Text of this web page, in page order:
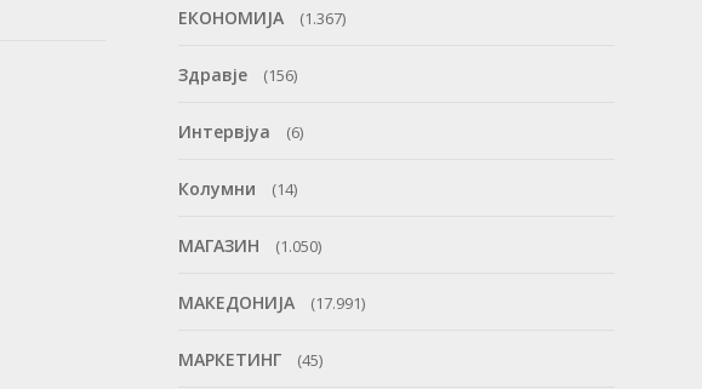
ЕКОНОМИЈА (1.367)
Здравје (156)
Интервјуа (6)
Колумни (14)
МАГАЗИН (1.050)
МАКЕДОНИЈА (17.991)
МАРКЕТИНГ (45)